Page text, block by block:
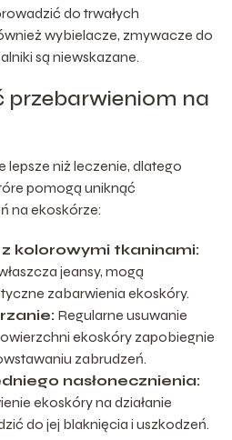
do trwałych
wybielacze, zmywacze do
są niewskazane.
przebarwieniom na
lepsze niż leczenie, dlatego
pomogą uniknąć
na ekoskórze:
kolorowymi tkaninami:
jeansy, mogą
zabarwienia ekoskóry.
Regularne usuwanie
ekoskóry zapobiegnie
zabrudzeń.
nasłonecznienia:
ekoskóry na działanie
do jej blaknięcia i uszkodzeń.